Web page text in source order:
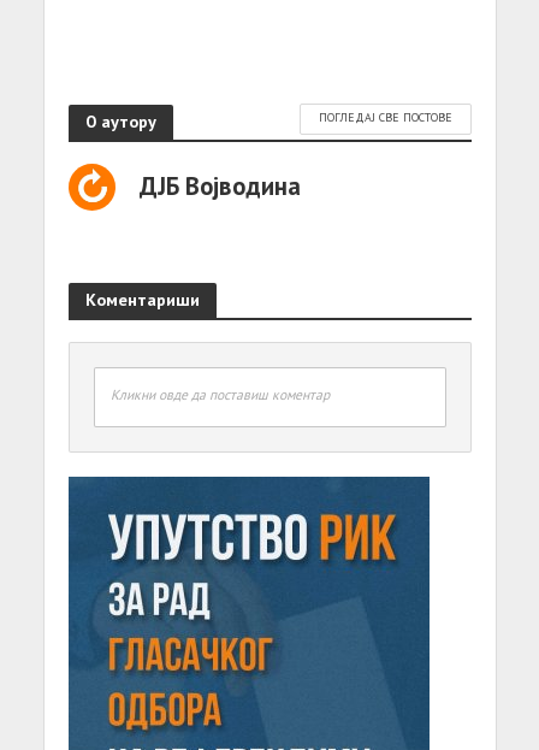
О аутору ПОГЛЕДАЈ СВЕ ПОСТОВЕ
ДЈБ Војводина
Коментариши
Кликни овде да поставиш коментар